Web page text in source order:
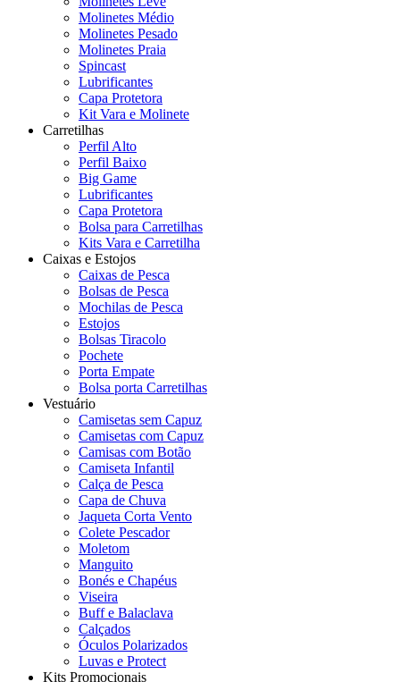
Molinetes Médio
Molinetes Pesado
Molinetes Praia
Spincast
Lubrificantes
Capa Protetora
Kit Vara e Molinete
Carretilhas
Perfil Alto
Perfil Baixo
Big Game
Lubrificantes
Capa Protetora
Bolsa para Carretilhas
Kits Vara e Carretilha
Caixas e Estojos
Caixas de Pesca
Bolsas de Pesca
Mochilas de Pesca
Estojos
Bolsas Tiracolo
Pochete
Porta Empate
Bolsa porta Carretilhas
Vestuário
Camisetas sem Capuz
Camisetas com Capuz
Camisas com Botão
Camiseta Infantil
Calça de Pesca
Capa de Chuva
Jaqueta Corta Vento
Colete Pescador
Moletom
Manguito
Bonés e Chapéus
Viseira
Buff e Balaclava
Calçados
Óculos Polarizados
Luvas e Protect
Kits Promocionais